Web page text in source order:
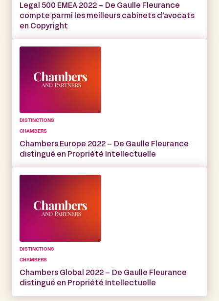
Legal 500 EMEA 2022 – De Gaulle Fleurance
compte parmi les meilleurs cabinets d’avocats
en Copyright
DISTINCTIONS
CHAMBERS
Chambers Europe 2022 – De Gaulle Fleurance
distingué en Propriété Intellectuelle
DISTINCTIONS
CHAMBERS
Chambers Global 2022 – De Gaulle Fleurance
distingué en Propriété Intellectuelle